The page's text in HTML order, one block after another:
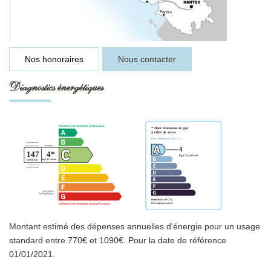
Nos honoraires Nous contacter
Diagnostics énergétiques
Montant estimé des dépenses annuelles d'énergie pour un usage
standard entre 770€ et 1090€. Pour la date de référence
01/01/2021.